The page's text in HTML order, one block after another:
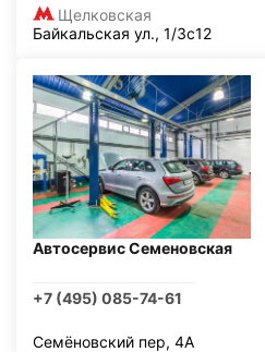
Щелковская
Байкальская ул., 1/3с12
Автосервис Семеновская
+7 (495) 085-74-61
Семёновский пер, 4А